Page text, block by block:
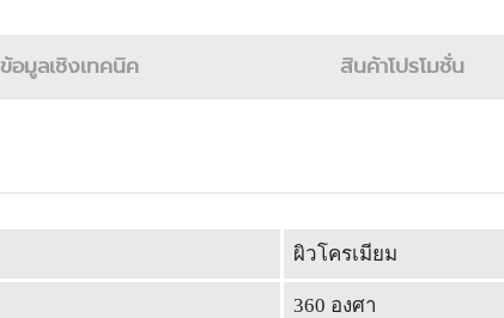
ข้อมูลเชิงเทคนิค สินค้าโปรโมชั่น
ผิวโครเมียม
360 องศา